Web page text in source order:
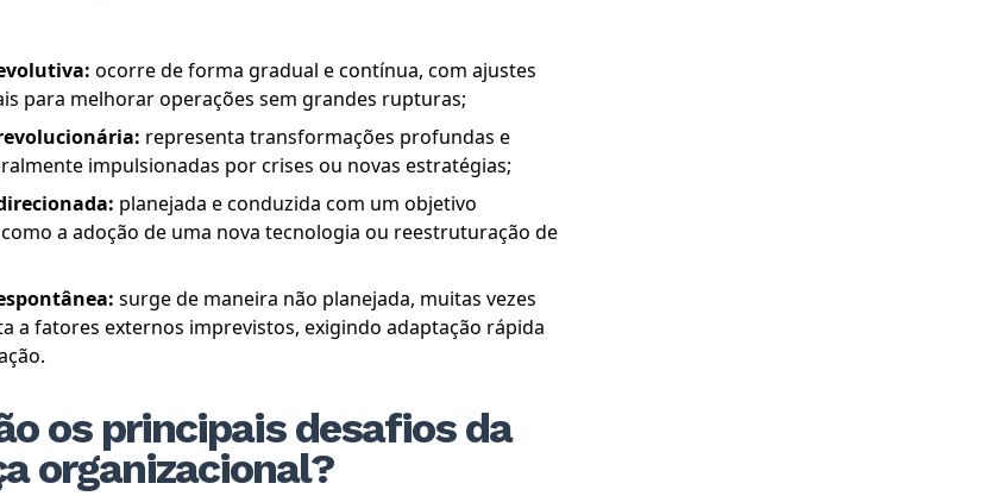
ocorre de forma gradual e contínua, com ajustes
para melhorar operações sem grandes rupturas;
representa transformações profundas e
impulsionadas por crises ou novas estratégias;
planejada e conduzida com um objetivo
a adoção de uma nova tecnologia ou reestruturação de
surge de maneira não planejada, muitas vezes
a fatores externos imprevistos, exigindo adaptação rápida
os principais desafios da
organizacional?